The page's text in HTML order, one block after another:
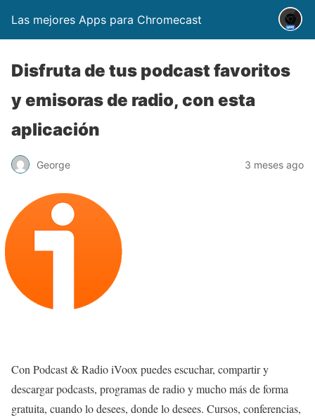
Las mejores Apps para Chromecast
Disfruta de tus podcast favoritos
y emisoras de radio, con esta
aplicación
George 3 meses ago
Con Podcast & Radio iVoox puedes escuchar, compartir y
descargar podcasts, programas de radio y mucho más de forma
gratuita, cuando lo desees, donde lo desees. Cursos, conferencias,